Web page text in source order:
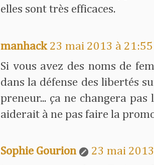
elles sont très efficaces.
manhack 23 mai 2013 à 21:55
Si vous avez des noms de
dans la défense des libertés
preneur... ça ne changera
aiderait à ne pas faire la
Sophie Gourion
23 mai